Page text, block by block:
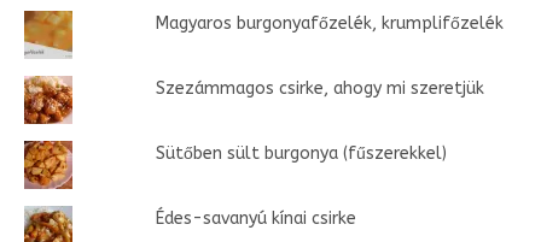
Magyaros burgonyafőzelék, krumplifőzelék
Szezámmagos csirke, ahogy mi szeretjük
Sütőben sült burgonya (fűszerekkel)
Édes-savanyú kínai csirke